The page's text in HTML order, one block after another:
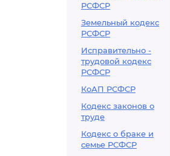
РСФСР
Земельный кодекс
РСФСР
Исправительно -
трудовой кодекс
РСФСР
КоАП РСФСР
Кодекс законов о
труде
Кодекс о браке и
семье РСФСР